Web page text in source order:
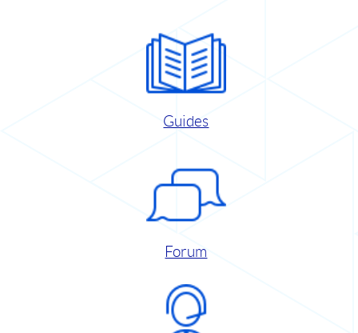
Guides
Forum